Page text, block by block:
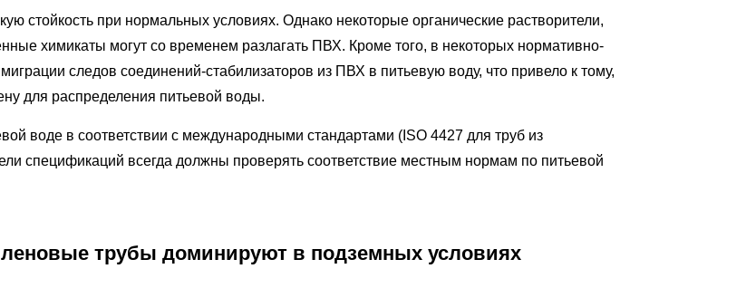
стойкость при нормальных условиях. Однако некоторые органические растворители,
химикаты могут со временем разлагать ПВХ. Кроме того, в некоторых нормативно-
следов соединений-стабилизаторов из ПВХ в питьевую воду, что привело к тому,
для распределения питьевой воды.
воде в соответствии с международными стандартами (ISO 4427 для труб из
спецификаций всегда должны проверять соответствие местным нормам по питьевой
трубы доминируют в подземных условиях